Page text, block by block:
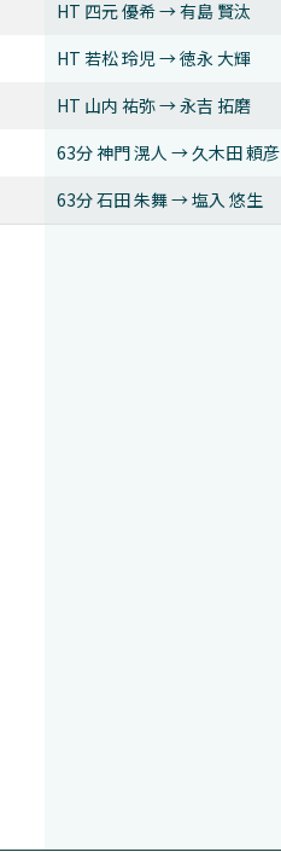
HT 四元 優希 → 有島 賢汰
HT 若松 玲児 → 徳永 大輝
HT 山内 祐弥 → 永吉 拓磨
63分 神門 滉人 → 久木田 頼彦
63分 石田 朱舞 → 塩入 悠生